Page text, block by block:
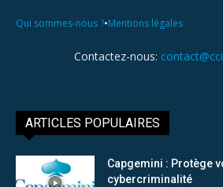
Qui sommes-nous ?•Mentions légales
Contactez-nous:
ARTICLES POPULAIRES
Capgemini : Protège
cybercriminalité